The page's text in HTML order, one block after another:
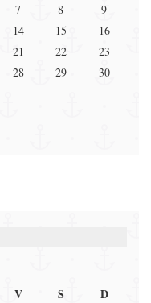
7 8
9
14 15
16
21 22
23
28 29
30
V S D